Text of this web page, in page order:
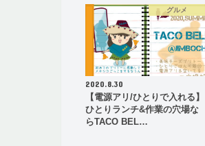
グルメ
2020.8.30
【電源アリ/ひとりで入れる】
ひとりランチ&作業の穴場な
らTACO BEL…